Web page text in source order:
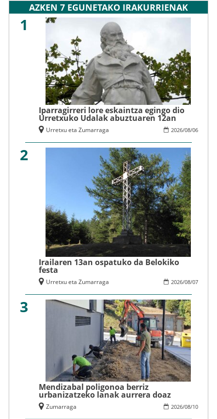
AZKEN 7 EGUNETAKO IRAKURRIENAK
1
Iparragirreri lore eskaintza egingo dio
Urretxuko Udalak abuztuaren 12an
2026/08/06
Urretxu eta Zumarraga
2
Irailaren 13an ospatuko da Belokiko
festa
2026/08/07
Urretxu eta Zumarraga
3
Mendizabal poligonoa berriz
urbanizatzeko lanak aurrera doaz
2026/08/10
Zumarraga